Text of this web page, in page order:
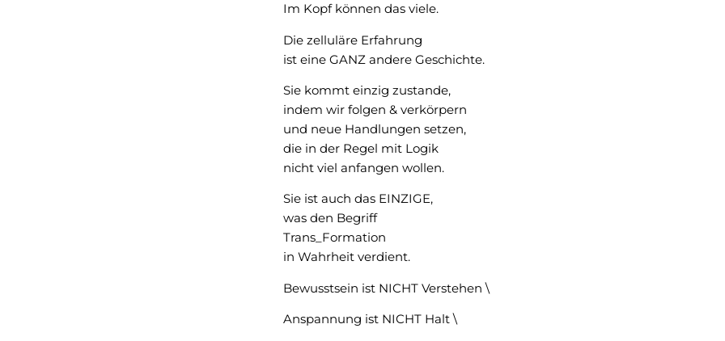
Im Kopf können das viele.
Die zelluläre Erfahrung
ist eine GANZ andere Geschichte.
Sie kommt einzig zustande,
indem wir folgen & verkörpern
und neue Handlungen setzen,
die in der Regel mit Logik
nicht viel anfangen wollen.
Sie ist auch das EINZIGE,
was den Begriff
Trans_Formation
in Wahrheit verdient.
Bewusstsein ist NICHT Verstehen \
Anspannung ist NICHT Halt \